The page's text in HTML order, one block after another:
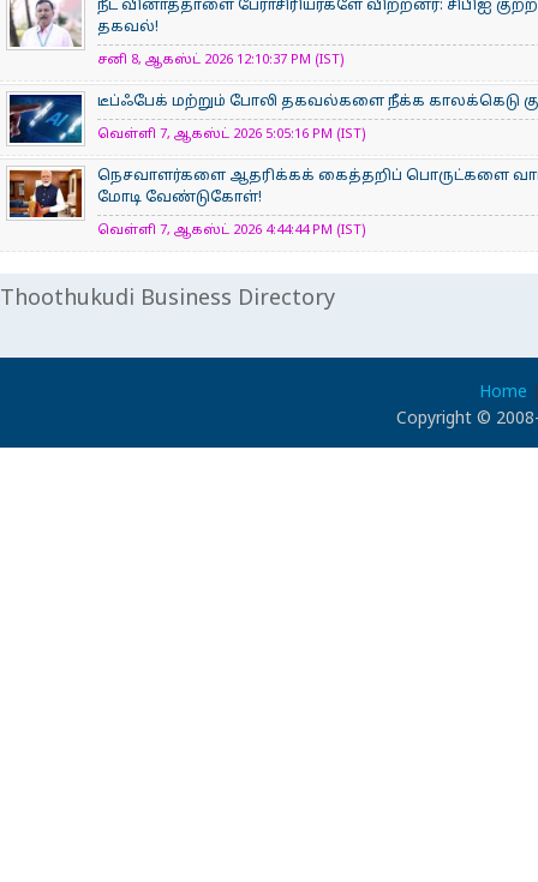
நீட் வினாத்தாளை பேராசிரியர்களே விற்றனர்: சிபிஐ
தகவல்!
சனி 8, ஆகஸ்ட் 2026 12:10:37 PM (IST)
டீப்ஃபேக் மற்றும் போலி தகவல்களை நீக்க காலக்கெடு
வெள்ளி 7, ஆகஸ்ட் 2026 5:05:16 PM (IST)
நெசவாளர்களை ஆதரிக்கக் கைத்தறிப் பொருட்களை
மோடி வேண்டுகோள்!
வெள்ளி 7, ஆகஸ்ட் 2026 4:44:44 PM (IST)
Thoothukudi Business Directory
Home
Copyright ©